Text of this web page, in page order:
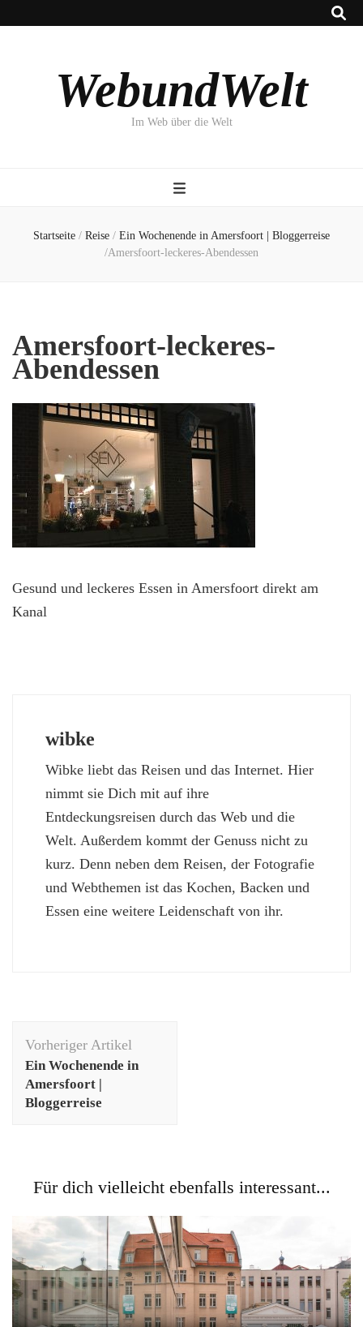
WebundWelt
Im Web über die Welt
Startseite / Reise / Ein Wochenende in Amersfoort | Bloggerreise
/Amersfoort-leckeres-Abendessen
Amersfoort-leckeres-
Abendessen
Gesund und leckeres Essen in Amersfoort direkt am
Kanal
wibke
Wibke liebt das Reisen und das Internet. Hier
nimmt sie Dich mit auf ihre
Entdeckungsreisen durch das Web und die
Welt. Außerdem kommt der Genuss nicht zu
kurz. Denn neben dem Reisen, der Fotografie
und Webthemen ist das Kochen, Backen und
Essen eine weitere Leidenschaft von ihr.
Vorheriger Artikel
Ein Wochenende in
Amersfoort |
Bloggerreise
Für dich vielleicht ebenfalls interessant...